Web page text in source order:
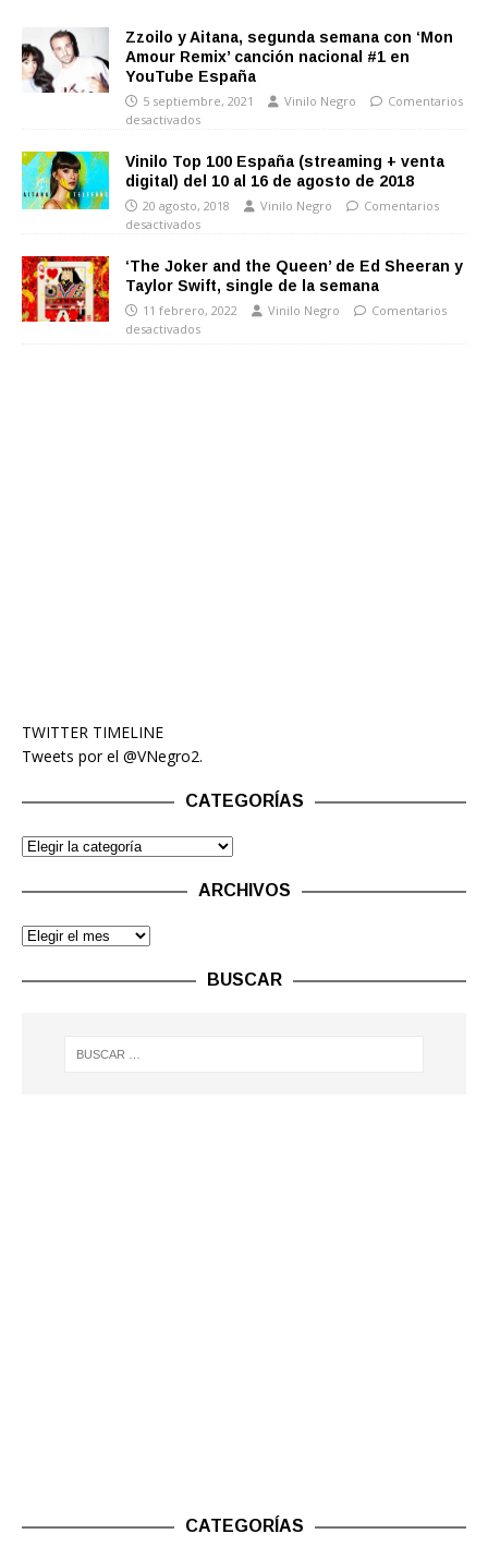
Zzoilo y Aitana, segunda semana con ‘Mon
Amour Remix’ canción nacional #1 en
YouTube España
5 septiembre, 2021 Vinilo Negro
Comentarios
desactivados
Vinilo Top 100 España (streaming + venta
digital) del 10 al 16 de agosto de 2018
20 agosto, 2018 Vinilo Negro
Comentarios
desactivados
‘The Joker and the Queen’ de Ed Sheeran y
Taylor Swift, single de la semana
11 febrero, 2022 Vinilo Negro
Comentarios
desactivados
TWITTER TIMELINE
Tweets por el @VNegro2.
CATEGORÍAS
ARCHIVOS
BUSCAR
CATEGORÍAS